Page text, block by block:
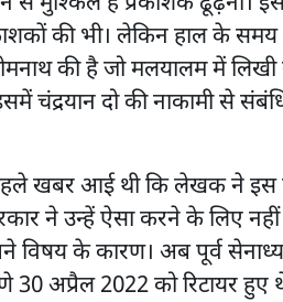
की भी। लेकिन हाल के
की है जो मलयालम में लिखी
चंद्रयान दो की नाकामी से
खबर आई थी कि लेखक ने इस
ने उन्हें ऐसा करने के लिए
के कारण। अब पूर्व
अप्रैल 2022 को रिटायर हुए